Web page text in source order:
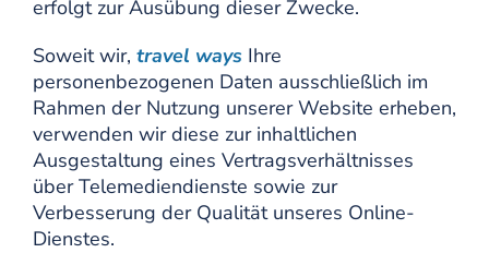
erfolgt zur Ausübung dieser Zwecke.
Soweit wir, travel ways Ihre
personenbezogenen Daten ausschließlich im
Rahmen der Nutzung unserer Website erheben,
verwenden wir diese zur inhaltlichen
Ausgestaltung eines Vertragsverhältnisses
über Telemediendienste sowie zur
Verbesserung der Qualität unseres Online-
Dienstes.